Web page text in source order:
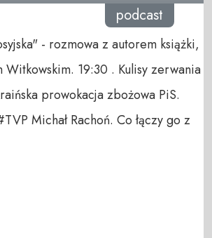
podcast
- rozmowa z autorem książki,
Witkowskim. 19:30 . Kulisy zerwania
prowokacja zbożowa PiS.
Michał Rachoń. Co łączy go z